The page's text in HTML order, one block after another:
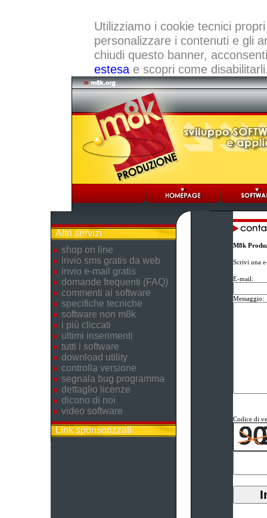
Utilizziamo i cookie tecnici
personalizzare i contenuti e gli
chiudi questo banner,
estesae scopri come
Altri servizi
shop on line
invio sms gratis da web
invio e-mail gratis
domande frequenti (FAQ)
commenti ai software
specifiche tecniche
software non m8k
i più cliccati
ultimi inserimenti
tutti i software
download utility
controlla versione
segnala bug programma
dettaglio licenze
dicono di noi
video software
Link sponsorizzati
M8k
Scrivi una
E-mail:
Messaggio:
Codice di